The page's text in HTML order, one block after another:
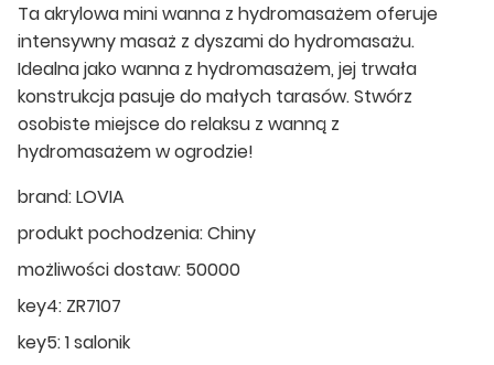
Ta akrylowa mini wanna z hydromasażem oferuje
intensywny masaż z dyszami do hydromasażu.
Idealna jako wanna z hydromasażem, jej trwała
konstrukcja pasuje do małych tarasów. Stwórz
osobiste miejsce do relaksu z wanną z
hydromasażem w ogrodzie!
brand:LOVIA
produkt pochodzenia:Chiny
możliwości dostaw: 50000
key4: ZR7107
key5:1 salonik